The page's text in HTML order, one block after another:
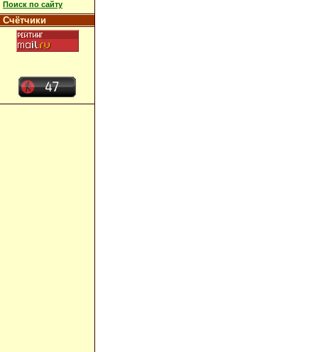
Поиск по сайту
Счётчики